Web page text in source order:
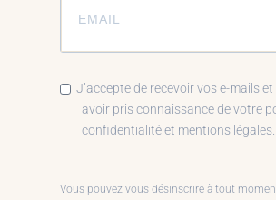
J’accepte de recevoir vos e-mails
avoir pris connaissance de votre
confidentialité et mentions légales.
Vous pouvez vous désinscrire à tout